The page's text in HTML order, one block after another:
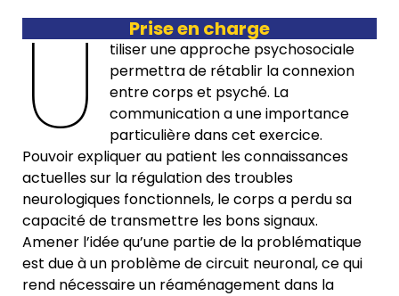
Prise en charge
U
tiliser une approche psychosociale
permettra de rétablir la connexion
entre corps et psyché. La
communication a une importance
particulière dans cet exercice.
Pouvoir expliquer au patient les connaissances
actuelles sur la régulation des troubles
neurologiques fonctionnels, le corps a perdu sa
capacité de transmettre les bons signaux.
Amener l’idée qu’une partie de la problématique
est due à un problème de circuit neuronal, ce qui
rend nécessaire un réaménagement dans la